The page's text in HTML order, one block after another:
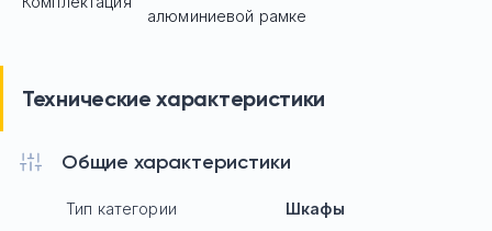
алюминиевой рамке
Технические характеристики
Общие характеристики
Тип категории Шкафы